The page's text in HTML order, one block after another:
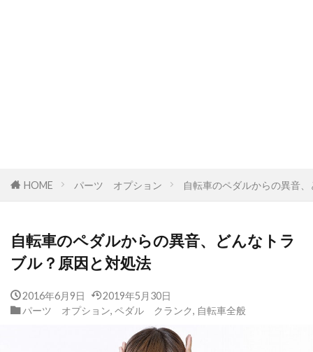
HOME パーツ オプション 自転車のペダルからの異音
自転車のペダルからの異音、どんなトラ
ブル？原因と対処法
2016年6月9日
2019年5月30日
パーツ オプション, ペダル クランク, 自転車全般